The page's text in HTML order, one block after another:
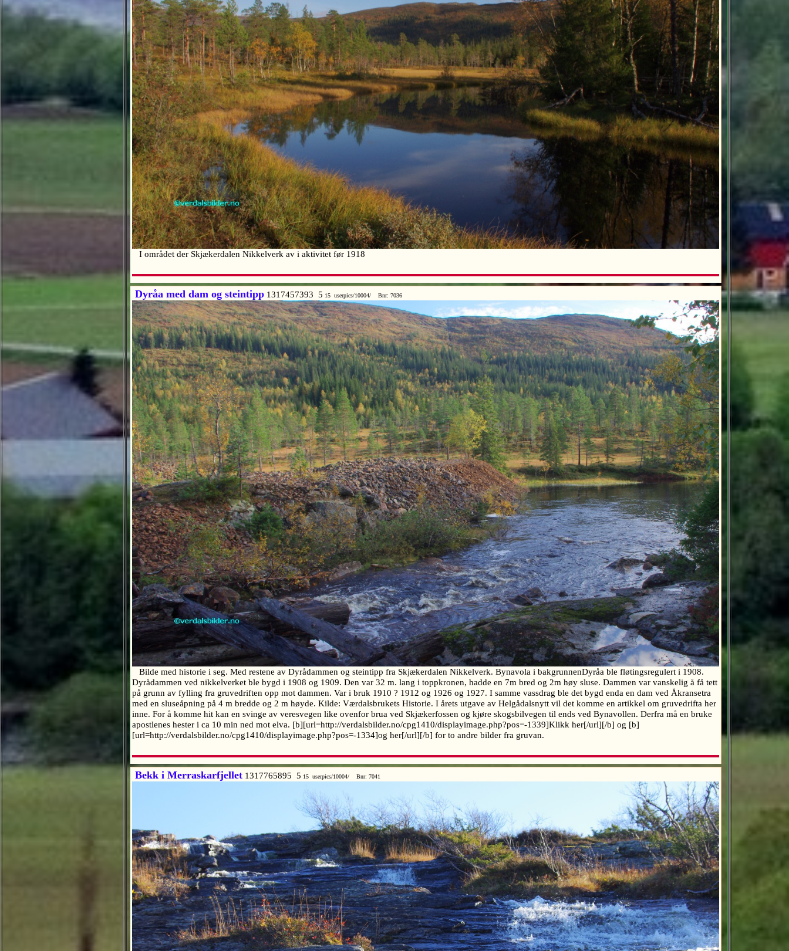
I området der Skjækerdalen Nikkelverk av i aktivitet før 1918
Dyråa med dam og steintipp 1317457393 5 15 userpics/10004/ Bnr: 7036
Bilde med historie i seg. Med restene av Dyrådammen og steintipp fra Skjækerdalen Nikkelverk. Bynavola i bakgrunnenDyråa ble fløtingsregulert i 1908.
Dyrådammen ved nikkelverket ble bygd i 1908 og 1909. Den var 32 m. lang i toppkronen, hadde en 7m bred og 2m høy sluse. Dammen var vanskelig å få tett
på grunn av fylling fra gruvedriften opp mot dammen. Var i bruk 1910 ? 1912 og 1926 og 1927. I samme vassdrag ble det bygd enda en dam ved Åkransetra
med en sluseåpning på 4 m bredde og 2 m høyde. Kilde: Værdalsbrukets Historie. I årets utgave av Helgådalsnytt vil det komme en artikkel om gruvedrifta her
inne. For å komme hit kan en svinge av veresvegen like ovenfor brua ved Skjækerfossen og kjøre skogsbilvegen til ends ved Bynavollen. Derfra må en bruke
apostlenes hester i ca 10 min ned mot elva. [b][url=http://verdalsbilder.no/cpg1410/displayimage.php?pos=-1339]Klikk her[/url][/b] og [b]
[url=http://verdalsbilder.no/cpg1410/displayimage.php?pos=-1334]og her[/url][/b] for to andre bilder fra gruvan.
Bekk i Merraskarfjellet 1317765895 5 15 userpics/10004/ Bnr: 7041